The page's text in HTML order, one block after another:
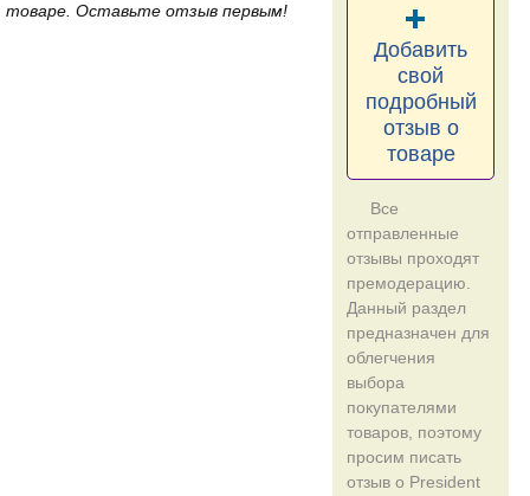
товаре. Оставьте отзыв первым!
Добавить
свой
подробный
отзыв о
товаре
Все
отправленные
отзывы проходят
премодерацию.
Данный раздел
предназначен для
облегчения
выбора
покупателями
товаров, поэтому
просим писать
отзыв о President